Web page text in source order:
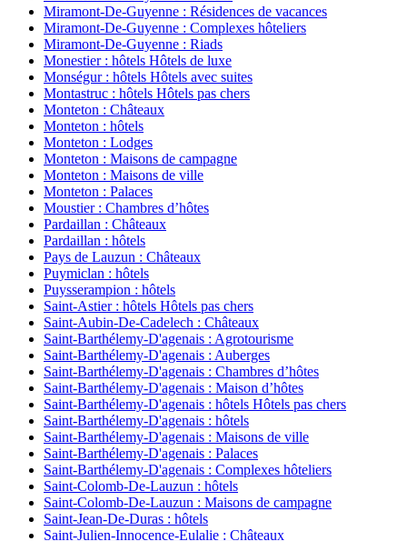
Miramont-De-Guyenne : Résidences de vacances
Miramont-De-Guyenne : Complexes hôteliers
Miramont-De-Guyenne : Riads
Monestier : hôtels Hôtels de luxe
Monségur : hôtels Hôtels avec suites
Montastruc : hôtels Hôtels pas chers
Monteton : Châteaux
Monteton : hôtels
Monteton : Lodges
Monteton : Maisons de campagne
Monteton : Maisons de ville
Monteton : Palaces
Moustier : Chambres d’hôtes
Pardaillan : Châteaux
Pardaillan : hôtels
Pays de Lauzun : Châteaux
Puymiclan : hôtels
Puysserampion : hôtels
Saint-Astier : hôtels Hôtels pas chers
Saint-Aubin-De-Cadelech : Châteaux
Saint-Barthélemy-D'agenais : Agrotourisme
Saint-Barthélemy-D'agenais : Auberges
Saint-Barthélemy-D'agenais : Chambres d’hôtes
Saint-Barthélemy-D'agenais : Maison d’hôtes
Saint-Barthélemy-D'agenais : hôtels Hôtels pas chers
Saint-Barthélemy-D'agenais : hôtels
Saint-Barthélemy-D'agenais : Maisons de ville
Saint-Barthélemy-D'agenais : Palaces
Saint-Barthélemy-D'agenais : Complexes hôteliers
Saint-Colomb-De-Lauzun : hôtels
Saint-Colomb-De-Lauzun : Maisons de campagne
Saint-Jean-De-Duras : hôtels
Saint-Julien-Innocence-Eulalie : Châteaux